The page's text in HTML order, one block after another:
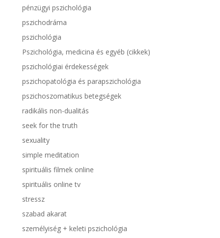
pénzügyi pszichológia
pszichodráma
pszichológia
Pszichológia, medicina és egyéb (cikkek)
pszichológiai érdekességek
pszichopatológia és parapszichológia
pszichoszomatikus betegségek
radikális non-dualitás
seek for the truth
sexuality
simple meditation
spirituális filmek online
spirituális online tv
stressz
szabad akarat
személyiség + keleti pszichológia